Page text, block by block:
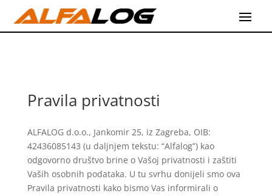
Pravila privatnosti
ALFALOG d.o.o., Jankomir 25, iz Zagreba, OIB:
42436085143 (u daljnjem tekstu: “Alfalog”) kao
odgovorno društvo brine o Vašoj privatnosti i zaštiti
Vaših osobnih podataka. U tu svrhu donijeli smo ova
Pravila privatnosti kako bismo Vas informirali o